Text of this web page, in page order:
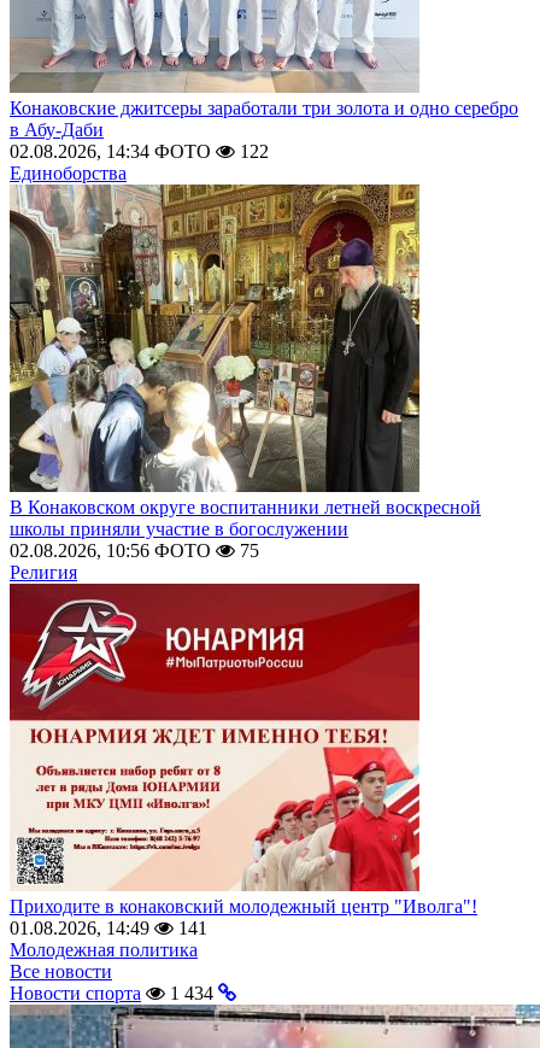
Конаковские джитсеры заработали три золота и одно серебро
в Абу-Даби
02.08.2026, 14:34 ФОТО
122
Единоборства
В Конаковском округе воспитанники летней воскресной
школы приняли участие в богослужении
02.08.2026, 10:56 ФОТО
75
Религия
Приходите в конаковский молодежный центр "Иволга"!
01.08.2026, 14:49
141
Молодежная политика
Все новости
Новости спорта
1 434